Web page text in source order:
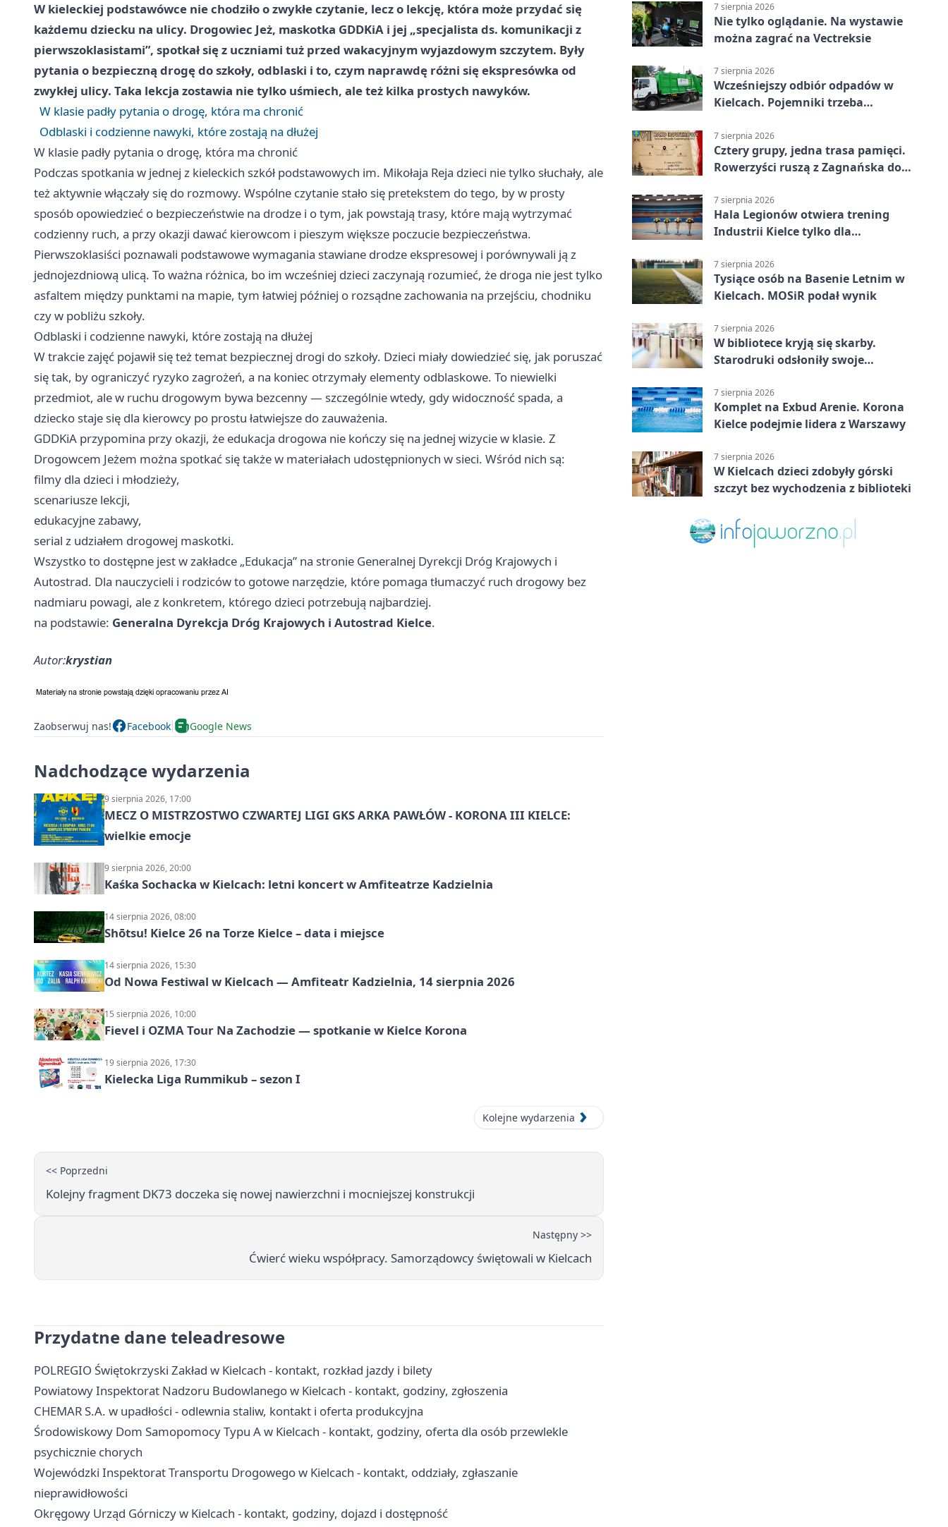
W kieleckiej podstawówce nie chodziło o zwykłe czytanie, lecz o lekcję, która może przydać się
każdemu dziecku na ulicy. Drogowiec Jeż, maskotka GDDKiA i jej „specjalista ds. komunikacji z
pierwszoklasistami”, spotkał się z uczniami tuż przed wakacyjnym wyjazdowym szczytem. Były
pytania o bezpieczną drogę do szkoły, odblaski i to, czym naprawdę różni się ekspresówka od
zwykłej ulicy. Taka lekcja zostawia nie tylko uśmiech, ale też kilka prostych nawyków.
W klasie padły pytania o drogę, która ma chronić
Odblaski i codzienne nawyki, które zostają na dłużej
W klasie padły pytania o drogę, która ma chronić
Podczas spotkania w jednej z kieleckich szkół podstawowych im. Mikołaja Reja dzieci nie tylko słuchały, ale
też aktywnie włączały się do rozmowy. Wspólne czytanie stało się pretekstem do tego, by w prosty
sposób opowiedzieć o bezpieczeństwie na drodze i o tym, jak powstają trasy, które mają wytrzymać
codzienny ruch, a przy okazji dawać kierowcom i pieszym większe poczucie bezpieczeństwa.
Pierwszoklasiści poznawali podstawowe wymagania stawiane drodze ekspresowej i porównywali ją z
jednojezdniową ulicą. To ważna różnica, bo im wcześniej dzieci zaczynają rozumieć, że droga nie jest tylko
asfaltem między punktami na mapie, tym łatwiej później o rozsądne zachowania na przejściu, chodniku
czy w pobliżu szkoły.
Odblaski i codzienne nawyki, które zostają na dłużej
W trakcie zajęć pojawił się też temat bezpiecznej drogi do szkoły. Dzieci miały dowiedzieć się, jak poruszać
się tak, by ograniczyć ryzyko zagrożeń, a na koniec otrzymały elementy odblaskowe. To niewielki
przedmiot, ale w ruchu drogowym bywa bezcenny — szczególnie wtedy, gdy widoczność spada, a
dziecko staje się dla kierowcy po prostu łatwiejsze do zauważenia.
GDDKiA przypomina przy okazji, że edukacja drogowa nie kończy się na jednej wizycie w klasie. Z
Drogowcem Jeżem można spotkać się także w materiałach udostępnionych w sieci. Wśród nich są:
filmy dla dzieci i młodzieży,
scenariusze lekcji,
edukacyjne zabawy,
serial z udziałem drogowej maskotki.
Wszystko to dostępne jest w zakładce „Edukacja” na stronie Generalnej Dyrekcji Dróg Krajowych i
Autostrad. Dla nauczycieli i rodziców to gotowe narzędzie, które pomaga tłumaczyć ruch drogowy bez
nadmiaru powagi, ale z konkretem, którego dzieci potrzebują najbardziej.
na podstawie: Generalna Dyrekcja Dróg Krajowych i Autostrad Kielce.
Autor:krystian
Zaobserwuj nas! Facebook Google News
Nadchodzące wydarzenia
9 sierpnia 2026, 17:00
MECZ O MISTRZOSTWO CZWARTEJ LIGI GKS ARKA PAWŁÓW - KORONA III KIELCE:
wielkie emocje
9 sierpnia 2026, 20:00
Kaśka Sochacka w Kielcach: letni koncert w Amfiteatrze Kadzielnia
14 sierpnia 2026, 08:00
Shōtsu! Kielce 26 na Torze Kielce – data i miejsce
14 sierpnia 2026, 15:30
Od Nowa Festiwal w Kielcach — Amfiteatr Kadzielnia, 14 sierpnia 2026
15 sierpnia 2026, 10:00
Fievel i OZMA Tour Na Zachodzie — spotkanie w Kielce Korona
19 sierpnia 2026, 17:30
Kielecka Liga Rummikub – sezon I
Kolejne wydarzenia
<< Poprzedni
Kolejny fragment DK73 doczeka się nowej nawierzchni i mocniejszej konstrukcji
Następny >>
Ćwierć wieku współpracy. Samorządowcy świętowali w Kielcach
Przydatne dane teleadresowe
POLREGIO Świętokrzyski Zakład w Kielcach - kontakt, rozkład jazdy i bilety
Powiatowy Inspektorat Nadzoru Budowlanego w Kielcach - kontakt, godziny, zgłoszenia
CHEMAR S.A. w upadłości - odlewnia staliw, kontakt i oferta produkcyjna
Środowiskowy Dom Samopomocy Typu A w Kielcach - kontakt, godziny, oferta dla osób przewlekle
psychicznie chorych
Wojewódzki Inspektorat Transportu Drogowego w Kielcach - kontakt, oddziały, zgłaszanie
nieprawidłowości
Okręgowy Urząd Górniczy w Kielcach - kontakt, godziny, dojazd i dostępność
7 sierpnia 2026
Nie tylko oglądanie. Na wystawie
można zagrać na Vectreksie
7 sierpnia 2026
Wcześniejszy odbiór odpadów w
Kielcach. Pojemniki trzeba
7 sierpnia 2026
Cztery grupy, jedna trasa pamięci.
Rowerzyści ruszą z Zagnańska do
7 sierpnia 2026
Hala Legionów otwiera trening
Industrii Kielce tylko dla
7 sierpnia 2026
Tysiące osób na Basenie Letnim w
Kielcach. MOSiR podał wynik
7 sierpnia 2026
W bibliotece kryją się skarby.
Starodruki odsłoniły swoje
7 sierpnia 2026
Komplet na Exbud Arenie. Korona
Kielce podejmie lidera z Warszawy
7 sierpnia 2026
W Kielcach dzieci zdobyły górski
szczyt bez wychodzenia z biblioteki